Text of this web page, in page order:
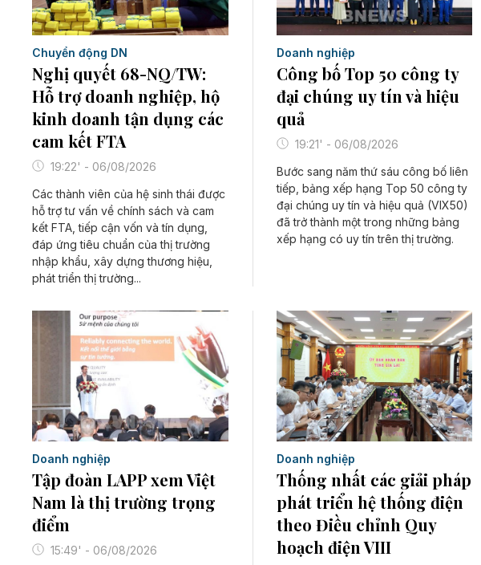
Chuyển động DN
Nghị quyết 68-NQ/TW:
Hỗ trợ doanh nghiệp, hộ
kinh doanh tận dụng các
cam kết FTA
19:22' - 06/08/2026
Các thành viên của hệ sinh thái được
hỗ trợ tư vấn về chính sách và cam
kết FTA, tiếp cận vốn và tín dụng,
đáp ứng tiêu chuẩn của thị trường
nhập khẩu, xây dựng thương hiệu,
phát triển thị trường...
Doanh nghiệp
Công bố Top 50 công ty
đại chúng uy tín và hiệu
quả
19:21' - 06/08/2026
Bước sang năm thứ sáu công bố liên
tiếp, bảng xếp hạng Top 50 công ty
đại chúng uy tín và hiệu quả (VIX50)
đã trở thành một trong những bảng
xếp hạng có uy tín trên thị trường.
Doanh nghiệp
Tập đoàn LAPP xem Việt
Nam là thị trường trọng
điểm
15:49' - 06/08/2026
Doanh nghiệp
Thống nhất các giải pháp
phát triển hệ thống điện
theo Điều chỉnh Quy
hoạch điện VIII